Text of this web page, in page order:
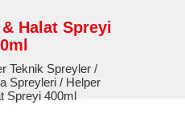
Halat Spreyi
Teknik Spreyler /
Spreyleri / Helper
Spreyi 400ml